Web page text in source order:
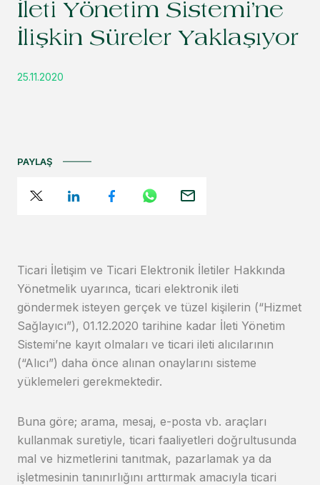
İleti Yönetim Sistemi’ne
İlişkin Süreler Yaklaşıyor
25.11.2020
Ticari İletişim ve Ticari Elektronik İletiler Hakkında
Yönetmelik uyarınca, ticari elektronik ileti
göndermek isteyen gerçek ve tüzel kişilerin (“Hizmet
Sağlayıcı”), 01.12.2020 tarihine kadar İleti Yönetim
Sistemi’ne kayıt olmaları ve ticari ileti alıcılarının
(“Alıcı”) daha önce alınan onaylarını sisteme
yüklemeleri gerekmektedir.
Buna göre; arama, mesaj, e-posta vb. araçları
kullanmak suretiyle, ticari faaliyetleri doğrultusunda
mal ve hizmetlerini tanıtmak, pazarlamak ya da
işletmesinin tanınırlığını arttırmak amacıyla ticari
PAYLAŞ